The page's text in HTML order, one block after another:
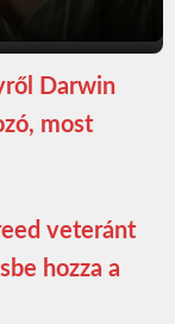
Darwin
most
veteránt
hozza a